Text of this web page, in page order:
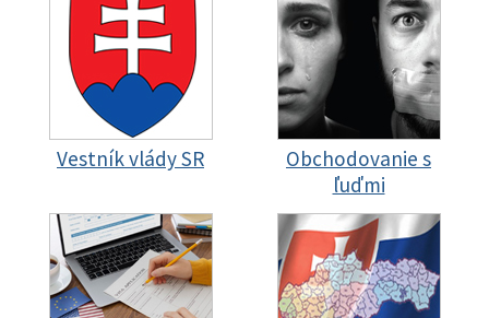
Vestník vlády SR
Obchodovanie s
ľuďmi